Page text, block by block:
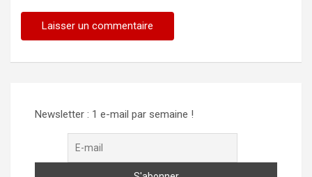
Newsletter : 1 e-mail par semaine !